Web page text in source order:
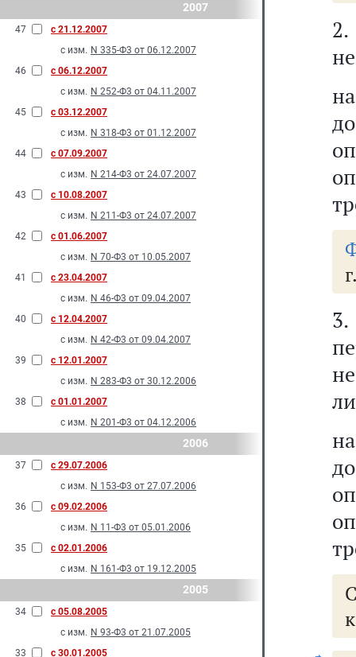
2007
47
с 21.12.2007
с изм. N 335-Ф3 от 06.12.2007
46
с 06.12.2007
с изм. N 252-Ф3 от 04.11.2007
45
с 03.12.2007
с изм. N 318-Ф3 от 01.12.2007
44
с 07.09.2007
с изм. N 214-Ф3 от 24.07.2007
43
с 10.08.2007
с изм. N 211-Ф3 от 24.07.2007
42
с 01.06.2007
с изм. N 70-Ф3 от 10.05.2007
41
с 23.04.2007
с изм. N 46-Ф3 от 09.04.2007
40
с 12.04.2007
с изм. N 42-Ф3 от 09.04.2007
39
с 12.01.2007
с изм. N 283-Ф3 от 30.12.2006
38
с 01.01.2007
с изм. N 201-Ф3 от 04.12.2006
2006
37
с 29.07.2006
с изм. N 153-Ф3 от 27.07.2006
36
с 09.02.2006
с изм. N 11-Ф3 от 05.01.2006
35
с 02.01.2006
с изм. N 161-Ф3 от 19.12.2005
2005
34
с 05.08.2005
с изм. N 93-Ф3 от 21.07.2005
33
с 30.01.2005